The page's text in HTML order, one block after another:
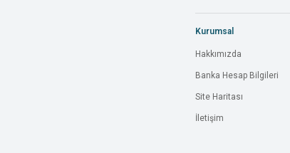
Kurumsal
Hakkımızda
Banka Hesap Bilgileri
Site Haritası
İletişim